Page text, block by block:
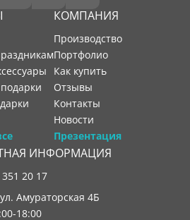
КОМПАНИЯ
производство
портфолио
как купить
отзывы
контакты
новости
Презентация
ИНФОРМАЦИЯ
20 17
Амураторская 4Б
18:00